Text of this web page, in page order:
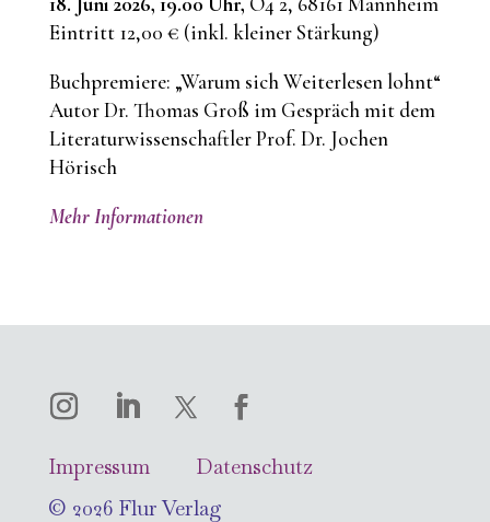
Eintritt 12,00 € (inkl. kleiner Stärkung)
Buchpremiere: „Warum sich Weiterlesen lohnt“
Autor Dr. Thomas Groß im Gespräch mit dem
Literaturwissenschaftler Prof. Dr. Jochen
Hörisch
Mehr Informationen
Impressum
Datenschutz
© 2026 Flur Verlag